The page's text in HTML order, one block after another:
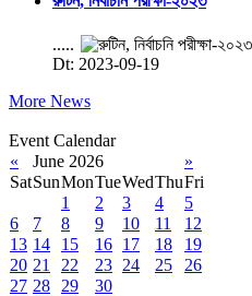
.....
Dt: 2023-09-19
More News
Event Calendar
«
June 2026
»
SatSunMonTueWedThuFri
1
2 3 4
5
6
7 8 9 10 11
12
13 14 15 16 17 18
19
20 21 22 23 24 25
26
27 28 29 30